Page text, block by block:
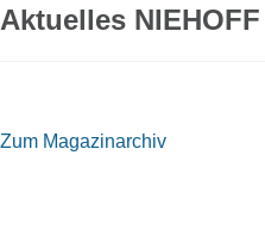
Aktuelles
Zum Magazinarchiv